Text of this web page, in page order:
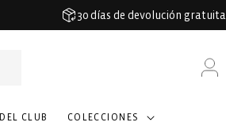
30 días de devolución gratuita
CLUB COLECCIONES
Iniciar
sesión